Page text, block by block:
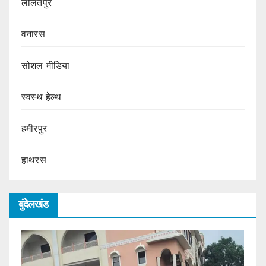
ललितपुर
वनारस
सोशल मीडिया
स्वस्थ हेल्थ
हमीरपुर
हाथरस
बुंदेलखंड